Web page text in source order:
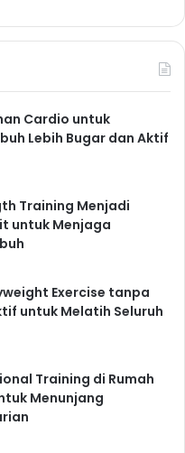
Cardio untuk
Lebih Bugar dan Aktif
Training Menjadi
untuk Menjaga
Exercise tanpa
untuk Melatih Seluruh
Training di Rumah
Menunjang